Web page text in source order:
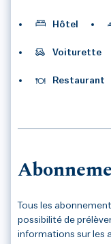
Hôtel
Voiturette
Restaurant
Tous les
possibilité de
informations sur les